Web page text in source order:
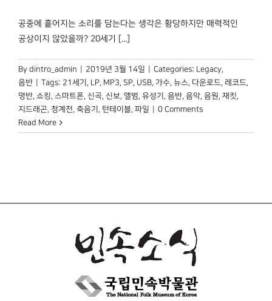
박물관 홈페이지
공중에 흩어지는 소리를 담는다는 생각은 황당하지만 매력적인
공상이지 않았을까? 20세기 [...]
By dintro_admin 2019년 3월 14일 Categories: Legacy,
음반
Tags: 21세기 , LP, MP3, SP, USB, 가수, 뉴스, 다운로드, 레코드,
명반, 쇼킹, 스마트폰, 신곡, 신보, 앨범, 유성기 , 음반, 음악, 음원, 재킷,
지드래곤, 청계천, 축음기 , 턴테이블, 파일
0 Comments
Read More